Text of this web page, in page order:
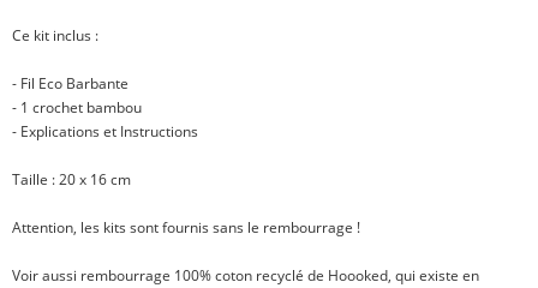
Ce kit inclus :
- Fil Eco Barbante
- 1 crochet bambou
- Explications et Instructions
Taille : 20 x 16 cm
Attention, les kits sont fournis sans le rembourrage !
Voir aussi rembourrage 100% coton recyclé de Hoooked, qui existe en